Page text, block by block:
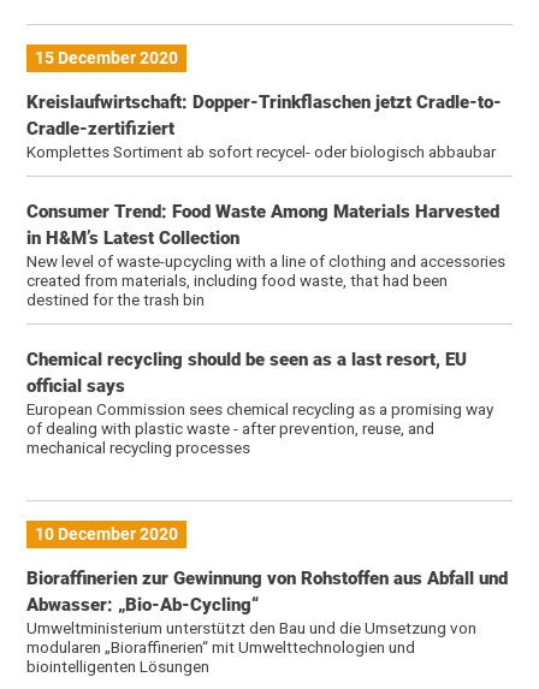
15 December 2020
Kreislaufwirtschaft: Dopper-Trinkflaschen jetzt Cradle-to-
Cradle-zertifiziert
Komplettes Sortiment ab sofort recycel- oder biologisch abbaubar
Consumer Trend: Food Waste Among Materials Harvested
in H&M’s Latest Collection
New level of waste-upcycling with a line of clothing and accessories
created from materials, including food waste, that had been
destined for the trash bin
Chemical recycling should be seen as a last resort, EU
official says
European Commission sees chemical recycling as a promising way
of dealing with plastic waste - after prevention, reuse, and
mechanical recycling processes
10 December 2020
Bioraffinerien zur Gewinnung von Rohstoffen aus Abfall und
Abwasser: „Bio-Ab-Cycling“
Umweltministerium unterstützt den Bau und die Umsetzung von
modularen „Bioraffinerien“ mit Umwelttechnologien und
biointelligenten Lösungen